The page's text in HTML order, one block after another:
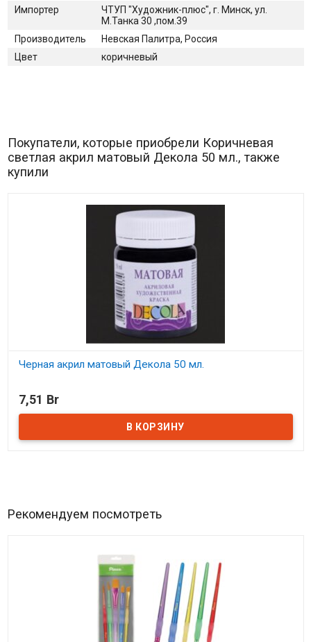
Импортер
ЧТУП "Художник-плюс", г. Минск, ул.
М.Танка 30 ,пом.39
Производитель
Невская Палитра, Россия
Цвет
коричневый
Покупатели, которые приобрели Коричневая
светлая акрил матовый Декола 50 мл., также
купили
Черная акрил матовый Декола 50 мл.
7,51 Br
Рекомендуем посмотреть